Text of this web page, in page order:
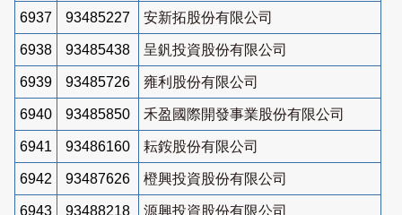
6937 93485227 安新拓股份有限公司
6938 93485438 呈釩投資股份有限公司
6939 93485726 雍利股份有限公司
6940 93485850 禾盈國際開發事業股份有限公司
6941 93486160 耘銨股份有限公司
6942 93487626 橙興投資股份有限公司
6943 93488218 源興投資股份有限公司